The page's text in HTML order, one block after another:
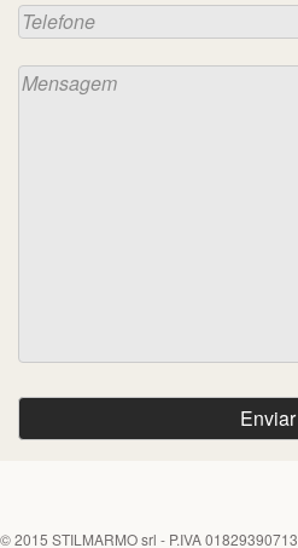
© 2015 STILMARMO srl - P.IVA 01829390713